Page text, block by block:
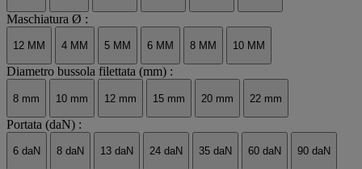
Maschiatura Ø :
12 MM 4 MM 5 MM 6 MM 8 MM 10 MM
Diametro bussola filettata (mm) :
8 mm 10 mm 12 mm 15 mm 20 mm 22 mm
Portata (daN) :
6 daN 8 daN 13 daN 24 daN 35 daN 60 daN 90 daN